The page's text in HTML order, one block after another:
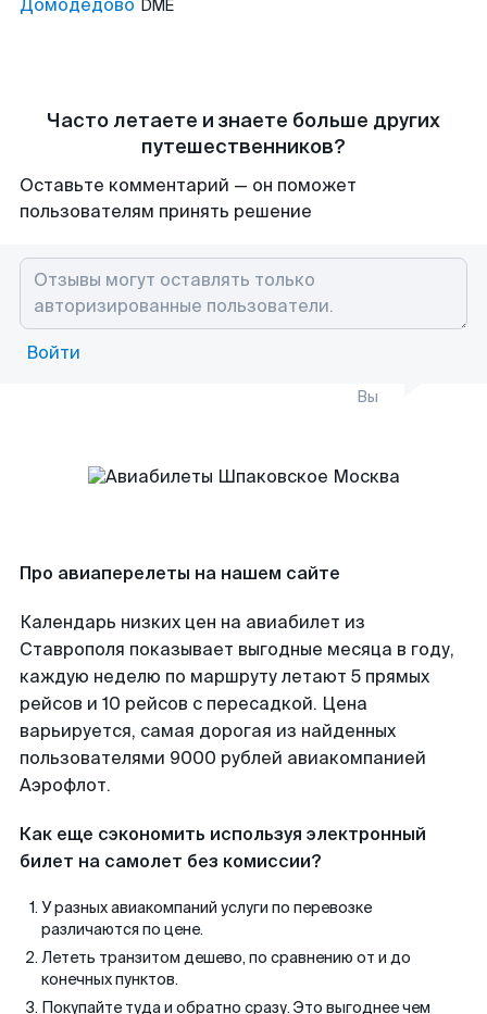
Домодедово DME
Часто летаете и знаете больше других
путешественников?
Оставьте комментарий — он поможет
пользователям принять решение
Войти
Вы
Про авиаперелеты на нашем сайте
Календарь низких цен на авиабилет из
Ставрополя показывает выгодные месяца в году,
каждую неделю по маршруту летают 5 прямых
рейсов и 10 рейсов с пересадкой. Цена
варьируется, самая дорогая из найденных
пользователями 9000 рублей авиакомпанией
Аэрофлот.
Как еще сэкономить используя электронный
билет на самолет без комиссии?
У разных авиакомпаний услуги по перевозке
различаются по цене.
Лететь транзитом дешево, по сравнению от и до
конечных пунктов.
Покупайте туда и обратно сразу. Это выгоднее чем